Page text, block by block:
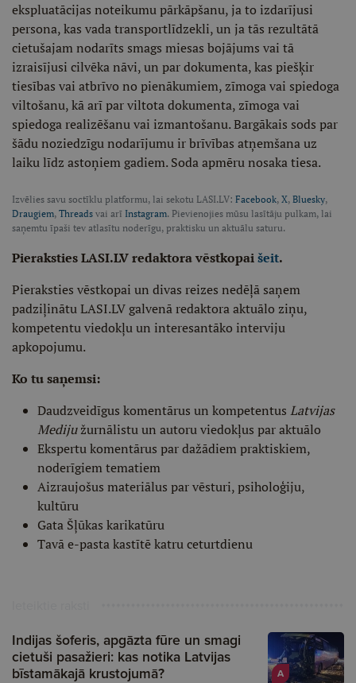
ekspluatācijas noteikumu pārkāpšanu, ja to izdarījusi
persona, kas vada transportlīdzekli, un ja tās rezultātā
cietušajam nodarīts smags miesas bojājums vai tā
izraisījusi cilvēka nāvi, un par dokumenta, kas piešķir
tiesības vai atbrīvo no pienākumiem, zīmoga vai spiedoga
viltošanu, kā arī par viltota dokumenta, zīmoga vai
spiedoga realizēšanu vai izmantošanu. Bargākais sods par
šādu noziedzīgu nodarījumu ir brīvības atņemšana uz
laiku līdz astoņiem gadiem. Soda apmēru nosaka tiesa.
Izvēlies savu soctīklu platformu, lai sekotu LASI.LV: Facebook, X, Bluesky,
Draugiem, Threads vai arī Instagram. Pievienojies mūsu lasītāju pulkam, lai
saņemtu īpaši tev atlasītu noderīgu, praktisku un aktuālu saturu.
Pieraksties LASI.LV redaktora vēstkopaišeit.
Pieraksties vēstkopai un divas reizes nedēļā saņem
padziļinātu LASI.LV galvenā redaktora aktuālo ziņu,
kompetentu viedokļu un interesantāko interviju
apkopojumu.
Ko tu saņemsi:
Daudzveidīgus komentārus un kompetentus Latvijas
Medijužurnālistu un autoru viedokļus par aktuālo
Ekspertu komentārus par dažādiem praktiskiem,
noderīgiem tematiem
Aizraujošus materiālus par vēsturi, psiholoģiju,
kultūru
Gata Šļūkas karikatūru
Tavā e-pasta kastītē katru ceturtdienu
A
Indijas šoferis, apgāzta fūre un smagi
cietuši pasažieri: kas notika Latvijas
bīstamākajā krustojumā?